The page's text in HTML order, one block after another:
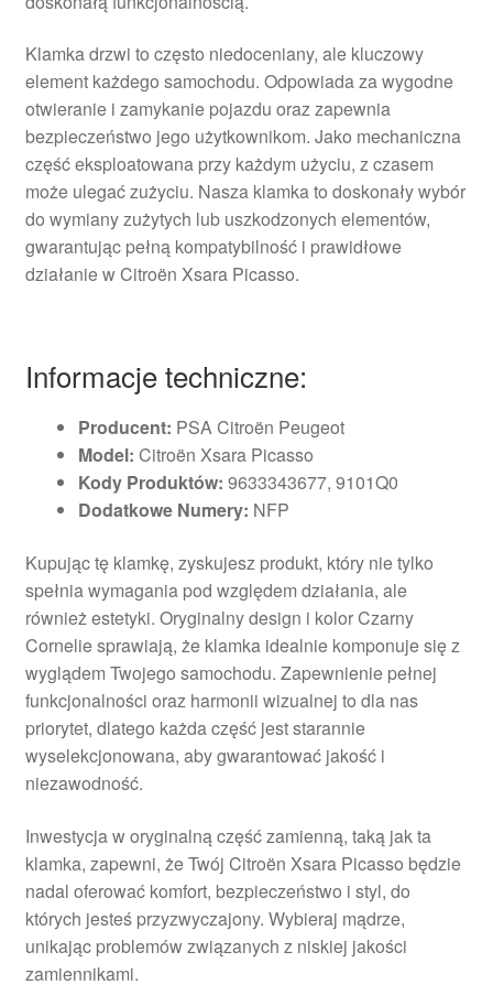
Klamka drzwi to często niedoceniany, ale kluczowy
element każdego samochodu. Odpowiada za wygodne
otwieranie i zamykanie pojazdu oraz zapewnia
bezpieczeństwo jego użytkownikom. Jako mechaniczna
część eksploatowana przy każdym użyciu, z czasem
może ulegać zużyciu. Nasza klamka to doskonały wybór
do wymiany zużytych lub uszkodzonych elementów,
gwarantując pełną kompatybilność i prawidłowe
działanie w Citroën Xsara Picasso.
Informacje techniczne:
Producent: PSA Citroën Peugeot
Model: Citroën Xsara Picasso
Kody Produktów: 9633343677, 9101Q0
Dodatkowe Numery: NFP
Kupując tę klamkę, zyskujesz produkt, który nie tylko
spełnia wymagania pod względem działania, ale
również estetyki. Oryginalny design i kolor Czarny
Cornelie sprawiają, że klamka idealnie komponuje się z
wyglądem Twojego samochodu. Zapewnienie pełnej
funkcjonalności oraz harmonii wizualnej to dla nas
priorytet, dlatego każda część jest starannie
wyselekcjonowana, aby gwarantować jakość i
niezawodność.
Inwestycja w oryginalną część zamienną, taką jak ta
klamka, zapewni, że Twój Citroën Xsara Picasso będzie
nadal oferować komfort, bezpieczeństwo i styl, do
których jesteś przyzwyczajony. Wybieraj mądrze,
unikając problemów związanych z niskiej jakości
zamiennikami.